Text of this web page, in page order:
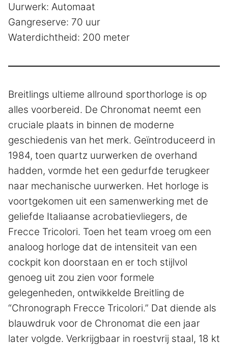
Uurwerk: Automaat
Gangreserve: 70 uur
Waterdichtheid: 200 meter
Breitlings ultieme allround sporthorloge is op
alles voorbereid. De Chronomat neemt een
cruciale plaats in binnen de moderne
geschiedenis van het merk. Geïntroduceerd in
1984, toen quartz uurwerken de overhand
hadden, vormde het een gedurfde terugkeer
naar mechanische uurwerken. Het horloge is
voortgekomen uit een samenwerking met de
geliefde Italiaanse acrobatievliegers, de
Frecce Tricolori. Toen het team vroeg om een
analoog horloge dat de intensiteit van een
cockpit kon doorstaan en er toch stijlvol
genoeg uit zou zien voor formele
gelegenheden, ontwikkelde Breitling de
“Chronograph Frecce Tricolori.” Dat diende als
blauwdruk voor de Chronomat die een jaar
later volgde. Verkrijgbaar in roestvrij staal, 18 kt